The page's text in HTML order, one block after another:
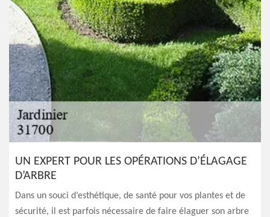
UN EXPERT POUR LES OPÉRATIONS D’ÉLAGAGE
D’ARBRE
Dans un souci d’esthétique, de santé pour vos plantes et de
sécurité, il est parfois nécessaire de faire élaguer son arbre